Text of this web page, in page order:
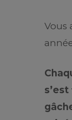
Vous